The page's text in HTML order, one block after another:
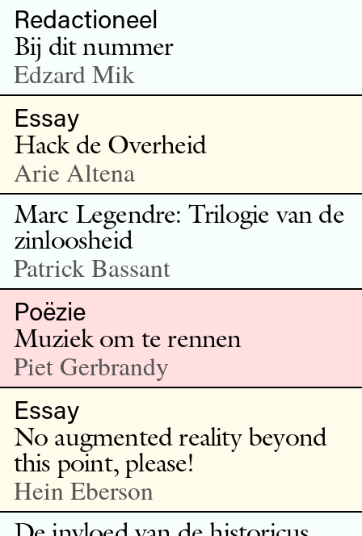
Redactioneel
Bij dit nummer
Edzard Mik
Essay
Hack de Overheid
Arie Altena
Marc Legendre: Trilogie van de
zinloosheid
Patrick Bassant
Poëzie
Muziek om te rennen
Piet Gerbrandy
Essay
No augmented reality beyond
this point, please!
Hein Eberson